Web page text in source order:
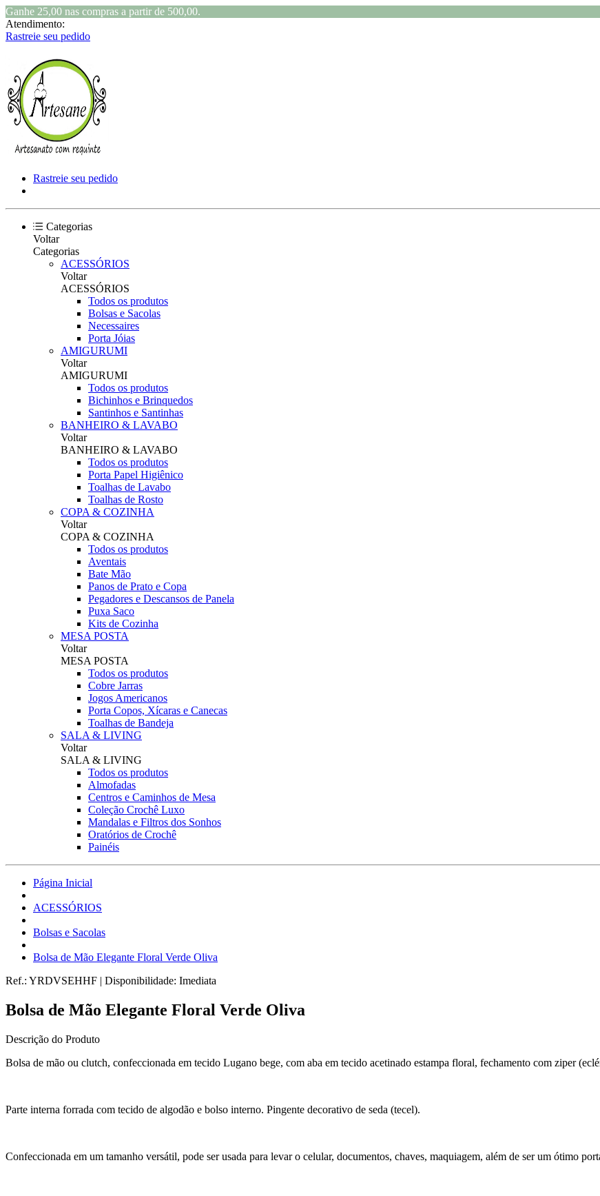
Ganhe 25,00 nas compras a partir de 500,00.
Atendimento:
Rastreie seu pedido
Rastreie seu pedido
Categorias
Voltar
Categorias
ACESSÓRIOS
Voltar
ACESSÓRIOS
Todos os produtos
Bolsas e Sacolas
Necessaires
Porta Jóias
AMIGURUMI
Voltar
AMIGURUMI
Todos os produtos
Bichinhos e Brinquedos
Santinhos e Santinhas
BANHEIRO & LAVABO
Voltar
BANHEIRO & LAVABO
Todos os produtos
Porta Papel Higiênico
Toalhas de Lavabo
Toalhas de Rosto
COPA & COZINHA
Voltar
COPA & COZINHA
Todos os produtos
Aventais
Bate Mão
Panos de Prato e Copa
Pegadores e Descansos de Panela
Puxa Saco
Kits de Cozinha
MESA POSTA
Voltar
MESA POSTA
Todos os produtos
Cobre Jarras
Jogos Americanos
Porta Copos, Xícaras e Canecas
Toalhas de Bandeja
SALA & LIVING
Voltar
SALA & LIVING
Todos os produtos
Almofadas
Centros e Caminhos de Mesa
Coleção Crochê Luxo
Mandalas e Filtros dos Sonhos
Oratórios de Crochê
Painéis
Página Inicial
ACESSÓRIOS
Bolsas e Sacolas
Bolsa de Mão Elegante Floral Verde Oliva
Ref.: YRDVSEHHF | Disponibilidade: Imediata
Bolsa de Mão Elegante Floral Verde Oliva
Descrição do Produto
Bolsa de mão ou clutch, confeccionada em tecido Lugano bege, com aba em tecido acetinado estampa floral, fechamento com ziper
Parte interna forrada com tecido de algodão e bolso interno. Pingente decorativo de seda (tecel).
Confeccionada em um tamanho versátil, pode ser usada para levar o celular, documentos, chaves, maquiagem, além de ser um ótimo